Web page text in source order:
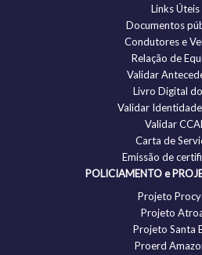
Links Úteis
Documentos
Condutores e
Relação de
Validar
Livro Digital
Validar
Validar
Carta de
Emissão de
POLICIAMENTO e
Projeto
Projeto
Projeto Santa
Proerd